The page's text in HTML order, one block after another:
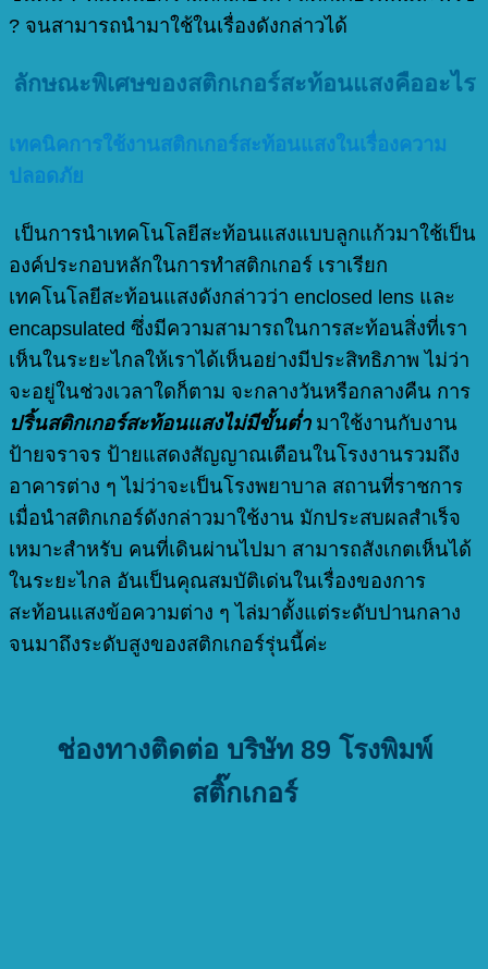
? จนสามารถนำมาใช้ในเรื่องดังกล่าวได้
ลักษณะพิเศษของสติกเกอร์สะท้อนแสงคืออะไร
เทคนิคการใช้งานสติกเกอร์สะท้อนแสงในเรื่องความ
ปลอดภัย
เป็นการนำเทคโนโลยีสะท้อนแสงแบบลูกแก้วมาใช้เป็น
องค์ประกอบหลักในการทำสติกเกอร์ เราเรียก
เทคโนโลยีสะท้อนแสงดังกล่าวว่า enclosed lens และ
encapsulated ซึ่งมีความสามารถในการสะท้อนสิ่งที่เรา
เห็นในระยะไกลให้เราได้เห็นอย่างมีประสิทธิภาพ ไม่ว่า
จะอยู่ในช่วงเวลาใดก็ตาม จะกลางวันหรือกลางคืน การ
ปริ้นสติกเกอร์สะท้อนแสงไม่มีขั้นต่ำ มาใช้งานกับงาน
ป้ายจราจร ป้ายแสดงสัญญาณเตือนในโรงงานรวมถึง
อาคารต่าง ๆ ไม่ว่าจะเป็นโรงพยาบาล สถานที่ราชการ
เมื่อนำสติกเกอร์ดังกล่าวมาใช้งาน มักประสบผลสำเร็จ
เหมาะสำหรับ คนที่เดินผ่านไปมา สามารถสังเกตเห็นได้
ในระยะไกล อันเป็นคุณสมบัติเด่นในเรื่องของการ
สะท้อนแสงข้อความต่าง ๆ ไล่มาตั้งแต่ระดับปานกลาง
จนมาถึงระดับสูงของสติกเกอร์รุ่นนี้ค่ะ
ช่องทางติดต่อ บริษัท 89 โรงพิมพ์
สติ๊กเกอร์